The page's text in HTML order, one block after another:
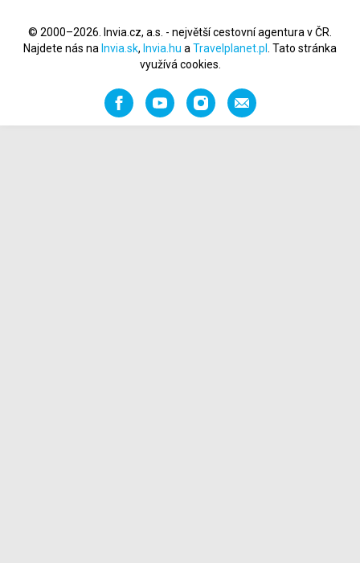
© 2000–2026. Invia.cz, a.s. - největší cestovní agentura v ČR.
Najdete nás na Invia.sk, Invia.hu a Travelplanet.pl
. Tato stránka
využívá cookies.
FacebookYouTubeInstagramNapište
nám